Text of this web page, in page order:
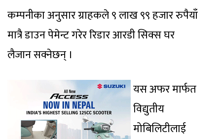
कम्पनीका अनुसार ग्राहकले ९ लाख ९९ हजार रुपैयाँ
मात्रै डाउन पेमेन्ट गरेर रिडार आरडी सिक्स घर
लैजान सक्नेछन् ।
यस अफर मार्फत
विद्युतीय
मोबिलिटीलाई